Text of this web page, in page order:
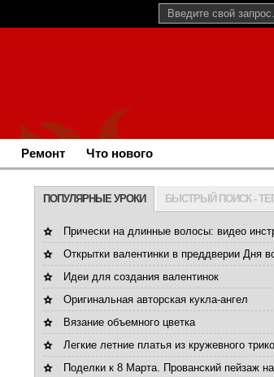
Ремонт Что нового
ПОПУЛЯРНЫЕ УРОКИ БЫСТРЫЙ ПОИСК -
Прически на длинные волосы: видео
Открытки валентинки в преддверии Дня
Идеи для создания валентинок
Оригинальная авторская кукла-ангел
Вязание объемного цветка
Легкие летние платья из кружевного
Поделки к 8 Марта. Прованский пейзаж